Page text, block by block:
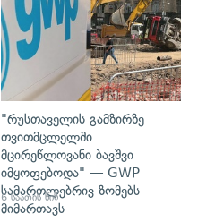
"რუსთაველის გამზირზე
თვითმცლელში
მცირეწლოვანი ბავშვი
იმყოფებოდა" — GWP
სამართლებრივ ზომებს
მიმართავს
6 საათის წინ